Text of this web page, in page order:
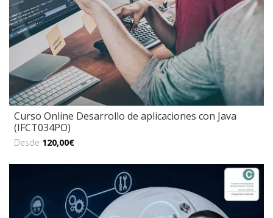
Curso Online Desarrollo de aplicaciones con Java
(IFCT034PO)
Desde 120,00€